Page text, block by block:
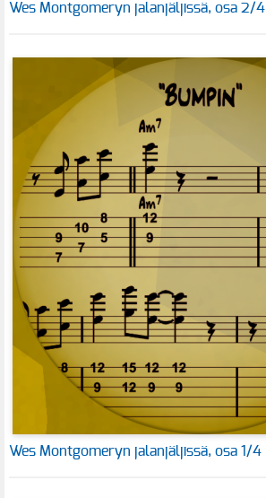
Wes Montgomeryn jalanjäljissä, osa 2/4
Wes Montgomeryn jalanjäljissä, osa 1/4